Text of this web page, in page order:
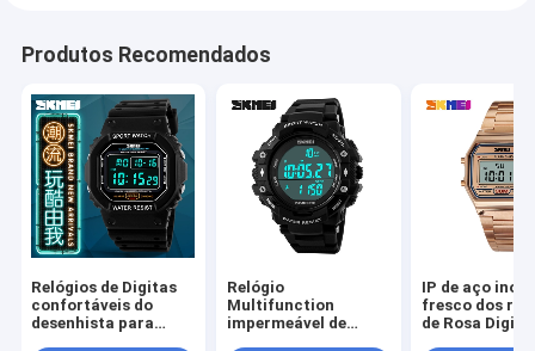
Produtos Recomendados
Relógios de Digitas
confortáveis do
desenhista para
Relógio
Multifunction
impermeável de
IP de aço
fresco dos
de Rosa